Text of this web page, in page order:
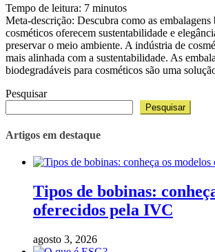
Tempo de leitura: 7 minutos
Meta-descrição: Descubra como as embalagens
cosméticos oferecem sustentabilidade e
preservar o meio ambiente. A indústria de
mais alinhada com a sustentabilidade. As
biodegradáveis para cosméticos são uma
Pesquisar
Pesquisar
Artigos em destaque
Tipos de bobinas:
oferecidos pela IVC
agosto 3, 2026